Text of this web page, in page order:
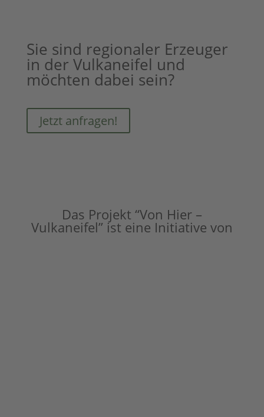
Sie sind regionaler Erzeuger
in der Vulkaneifel und
möchten dabei sein?
Jetzt anfragen!
Das Projekt “Von Hier –
Vulkaneifel” ist eine Initiative von